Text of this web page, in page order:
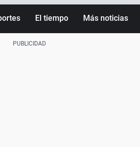
El tiempo Más noticias